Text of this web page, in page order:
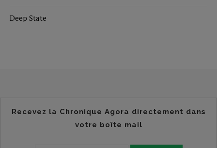
Deep State
Recevez la Chronique Agora directement dans
votre boîte mail